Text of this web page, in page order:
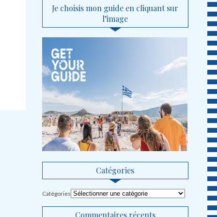
Je choisis mon guide en cliquant sur
l’image
Catégories
Catégories
Commentaires récents